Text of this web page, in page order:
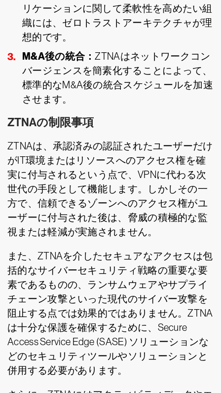
リケーションに関して柔軟性を高めたい組
織には、ゼロトラストアーキテクチャが理
想的です。
M&A後の統合：ZTNAはネットワークコン
バージェンスを簡素化することによって、
標準的なM&A後の統合スケジュールを加速
させます。
ZTNAの制限事項
ZTNAは、承認済みの認証されたユーザーだけ
がIT環境またはリソースへのアクセス権を確
実に付与されるという点で、VPNに代わる次
世代の手段として機能します。しかしその一
方で、信頼できるゾーンへのアクセス権がユ
ーザーに付与された後は、脅威の積極的な監
視または軽減が実施されません。
また、ZTNAを介したセキュアなアクセスは包
括的なサイバーセキュリティ戦略の重要な要
素であるものの、ランサムウェアやサプライ
チェーン攻撃といった現代のサイバー攻撃を
阻止する点では効果的ではありません。ZTNA
は十分な保護を確保するために、Secure
Access Service Edge (SASE) ソリューションな
どのセキュリティツールやソリューションと
併用する必要があります。